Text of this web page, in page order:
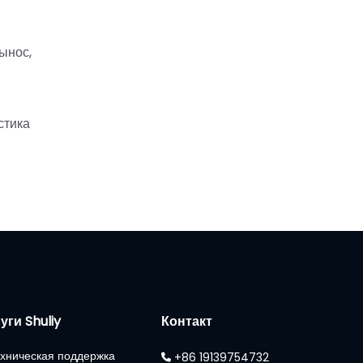
Shuliy
поддержка
Контакт
+86 19139754732